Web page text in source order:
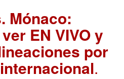
Mónaco:
EN VIVO y
por
.